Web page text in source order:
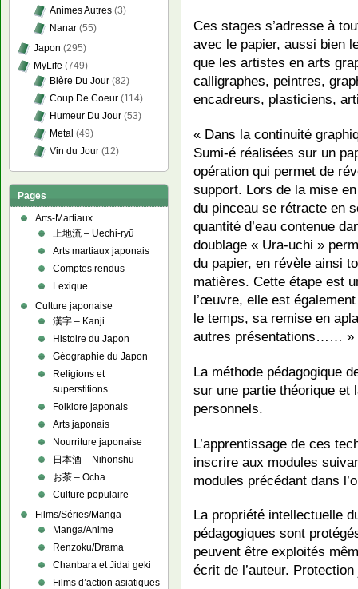
Ces stages s’adresse à
avec le papier, aussi bien
que les artistes en arts
calligraphes, peintres,
encadreurs, plasticiens,
« Dans la continuité
Sumi-é réalisées sur un
opération qui permet de
support. Lors de la mise
du pinceau se rétracte en
quantité d’eau contenue
doublage « Ura-uchi »
du papier, en révèle ainsi
matières. Cette étape est
l’œuvre, elle est
le temps, sa remise en
autres présentations…… »
La méthode pédagogique
sur une partie théorique et
personnels.
L’apprentissage de ces
inscrire aux modules
modules précédant dans
La propriété intellectuelle
pédagogiques sont
peuvent être exploités
écrit de l’auteur.
Animes Autres (3)
Nanar (55)
Japon (295)
MyLife (749)
Bière Du Jour (82)
Coup De Coeur (114)
Humeur Du Jour (53)
Metal (49)
Vin du Jour (12)
Pages
Arts-Martiaux
上地流 – Uechi-ryū
Arts martiaux japonais
Comptes rendus
Lexique
Culture japonaise
漢字 – Kanji
Histoire du Japon
Géographie du Japon
Religions et
superstitions
Folklore japonais
Arts japonais
Nourriture japonaise
日本酒 – Nihonshu
お茶 – Ocha
Culture populaire
Films/Séries/Manga
Manga/Anime
Renzoku/Drama
Chanbara et Jidai geki
Films d’action asiatiques